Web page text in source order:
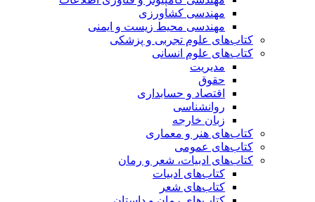
مهندسی کشاورزی
مهندسی محیط زیست و ایمنی
کتاب‌های علوم تجربی و پزشکی
کتاب‌های علوم انسانی
مدیریت
حقوق
اقتصاد و حسابداری
روانشناسی
زبان خارجه
کتاب‌های هنر و معماری
کتاب‌های عمومی
کتاب‌های ادبیات، شعر و رمان
کتاب‌های ادبیات
کتاب‌های شعر